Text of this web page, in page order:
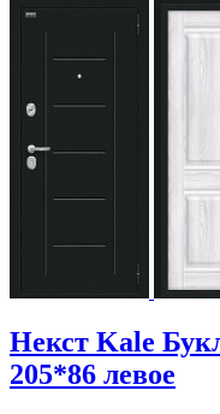
Некст Kale
205*86 левое